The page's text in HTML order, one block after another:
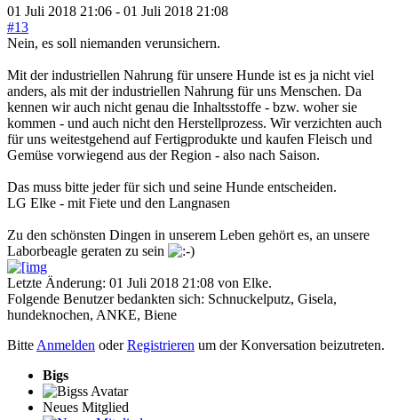
01 Juli 2018 21:06 - 01 Juli 2018 21:08
#13
Nein, es soll niemanden verunsichern.
Mit der industriellen Nahrung für unsere Hunde ist es ja nicht viel
anders, als mit der industriellen Nahrung für uns Menschen. Da
kennen wir auch nicht genau die Inhaltsstoffe - bzw. woher sie
kommen - und auch nicht den Herstellprozess. Wir verzichten auch
für uns weitestgehend auf Fertigprodukte und kaufen Fleisch und
Gemüse vorwiegend aus der Region - also nach Saison.
Das muss bitte jeder für sich und seine Hunde entscheiden.
LG Elke - mit Fiete und den Langnasen
Zu den schönsten Dingen in unserem Leben gehört es, an unsere
Laborbeagle geraten zu sein
Letzte Änderung: 01 Juli 2018 21:08 von Elke.
Folgende Benutzer bedankten sich: Schnuckelputz, Gisela,
hundeknochen, ANKE, Biene
BitteAnmelden oderRegistrieren um der Konversation beizutreten.
Bigs
Neues Mitglied